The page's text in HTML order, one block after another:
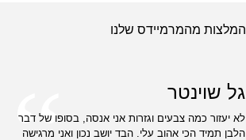
המלצות מהמרמיידס שלנו
גל שוינטר
לא יעזור כמה צבעים וגזרות אני אנסה, בסופו של דבר
הלבן תמיד הכי אהוב עלי. הבד יושב נכון ואני מרגישה